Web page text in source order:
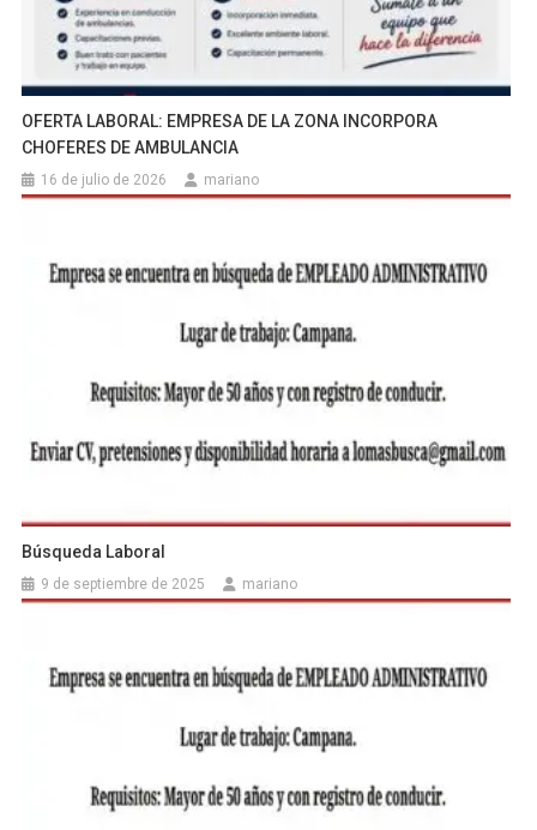
OFERTA LABORAL: EMPRESA DE LA ZONA INCORPORA
CHOFERES DE AMBULANCIA
16 de julio de 2026 mariano
Búsqueda Laboral
9 de septiembre de 2025 mariano